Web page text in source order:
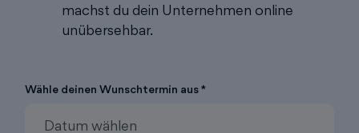
machst du dein Unternehmen online
unübersehbar.
Wähle deinen Wunschtermin aus *